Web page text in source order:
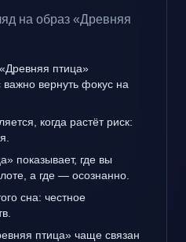
на образ «Древняя
птица»
важно вернуть фокус на
когда растёт риск:
показывает, где вы
а где — осознанно.
сна: честное
птица» чаще связан